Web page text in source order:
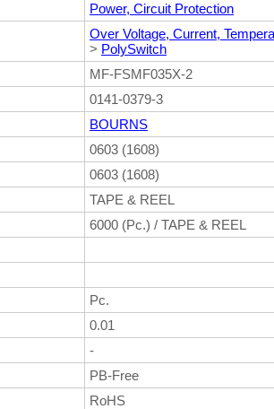
Power, Circuit Protection
Over Voltage, Current,
> PolySwitch
MF-FSMF035X-2
0141-0379-3
BOURNS
0603 (1608)
0603 (1608)
TAPE & REEL
6000 (Pc.) / TAPE & REEL
Pc.
0.01
-
PB-Free
RoHS